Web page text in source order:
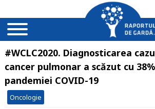
#WCLC2020. Diagnosticarea
cancer pulmonar a scăzut cu
pandemiei COVID-19
Oncologie